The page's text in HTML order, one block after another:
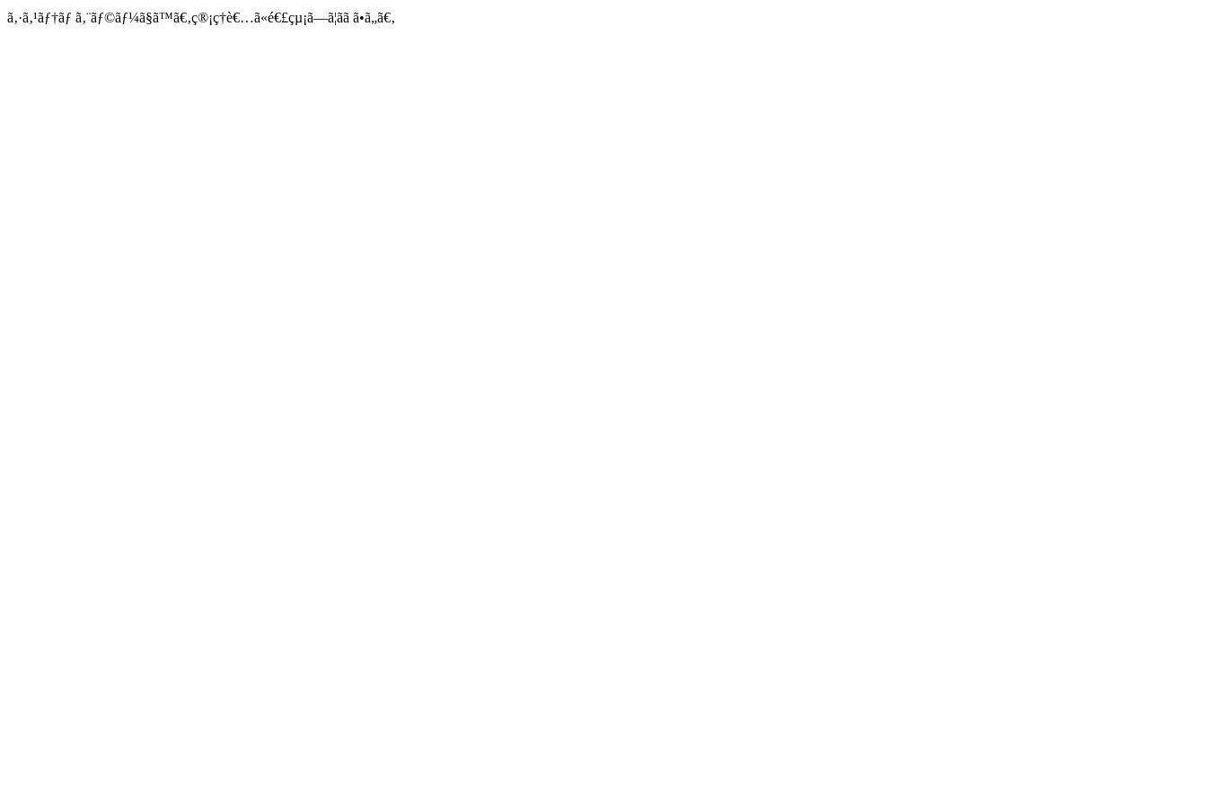
ã‚·ã‚¹ãƒ†ãƒ ã‚¨ãƒ©ãƒ¼ã§ã™ã€‚ç®¡ç†è€…ã«é€£çµ¡ã—ã¦ãã ã•ã„ã€‚